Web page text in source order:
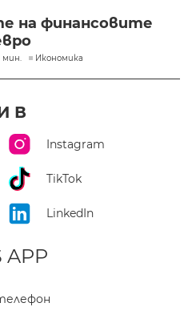
на финансовите
мин. Икономика
В
Instagram
TikTok
LinkedIn
APP